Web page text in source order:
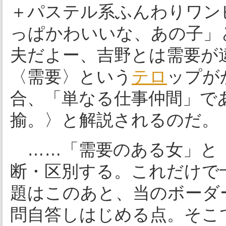
＋パステル系ふんわりワ
っぱかわいいな、あの子
夫だよー、吉野とは需要
〈需要〉という テロ ップ
合、「単なる仕事仲間」
揄。〉と解説されるのだ。
……「需要のある女」と
断・区別する。これだけで
題はこのあと、当のボー
問自答しはじめる点。そ